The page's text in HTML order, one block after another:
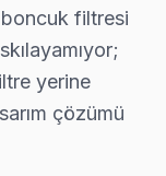
yıllık
bir bölge
filtresi
yerine
çözümü